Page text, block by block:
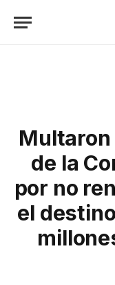
de la
por no
el